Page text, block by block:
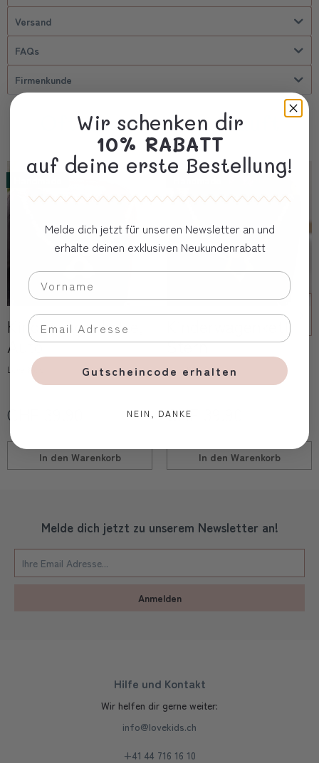
Versand
FAQs
Firmenkunde
Oft zusammen gekauft
Kinderwagenkette,
Auto
Love Kids
CHF 39.90
In den Warenkorb
Kinderwagenkette,
Stern
Love Kids
CHF 39.90
In den Warenkorb
Melde dich jetzt zu unserem Newsletter an!
Anmelden
Hilfe und Kontakt
Wir helfen dir gerne weiter:
info@lovekids.ch
+41 44 716 16 10
Wir schenken dir
10% RABATT
auf deine erste Bestellung!
Melde dich jetzt für unseren Newsletter an und
erhalte deinen exklusiven Neukundenrabatt
Gutscheincode erhalten
NEIN, DANKE